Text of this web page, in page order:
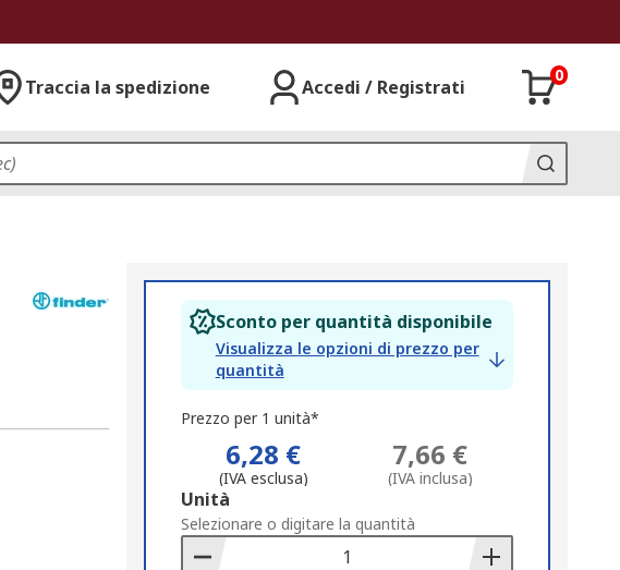
Traccia la spedizione Accedi / Registrati
0
Sconto per quantità disponibile
Visualizza le opzioni di prezzo per
quantità
Prezzo per 1 unità*
6,28 €
(IVA esclusa)
7,66 €
(IVA inclusa)
Add
to
Basket
Unità
Selezionare o digitare la quantità